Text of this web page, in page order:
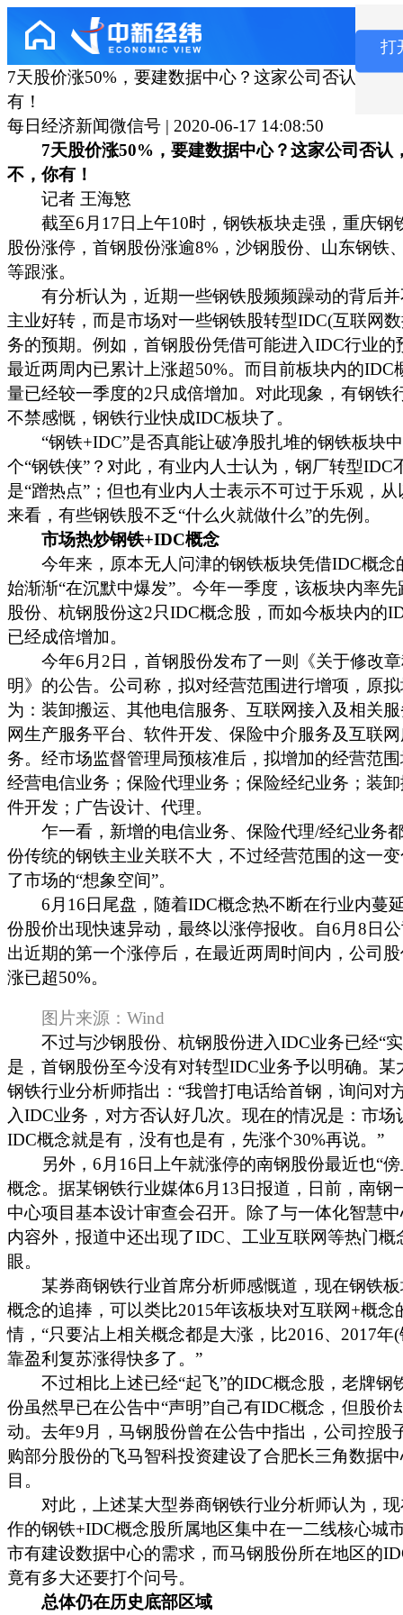
7天股价涨50%，要建数据中心？这家公司否认，市
有！
每日经济新闻微信号 | 2020-06-17 14:08:50
7天股价涨50%，要建数据中心？这家公司否认
不，你有！
记者 王海慜
截至6月17日上午10时，钢铁板块走强，重庆钢
股份涨停，首钢股份涨逾8%，沙钢股份、山东钢铁
等跟涨。
有分析认为，近期一些钢铁股频频躁动的背后并
主业好转，而是市场对一些钢铁股转型IDC(互联网
务的预期。例如，首钢股份凭借可能进入IDC行业的
最近两周内已累计上涨超50%。而目前板块内的IDC
量已经较一季度的2只成倍增加。对此现象，有钢铁
不禁感慨，钢铁行业快成IDC板块了。
“钢铁+IDC”是否真能让破净股扎堆的钢铁板块
个“钢铁侠”？对此，有业内人士认为，钢厂转型IDC
是“蹭热点”；但也有业内人士表示不可过于乐观，从
来看，有些钢铁股不乏“什么火就做什么”的先例。
市场热炒钢铁+IDC概念
今年来，原本无人问津的钢铁板块凭借IDC概念
始渐渐“在沉默中爆发”。今年一季度，该板块内率先
股份、杭钢股份这2只IDC概念股，而如今板块内的
已经成倍增加。
今年6月2日，首钢股份发布了一则《关于修改章
明》的公告。公司称，拟对经营范围进行增项，原
为：装卸搬运、其他电信服务、互联网接入及相关
网生产服务平台、软件开发、保险中介服务及互联
务。经市场监督管理局预核准后，拟增加的经营范
经营电信业务；保险代理业务；保险经纪业务；装
件开发；广告设计、代理。
乍一看，新增的电信业务、保险代理/经纪业务
份传统的钢铁主业关联不大，不过经营范围的这一
了市场的“想象空间”。
6月16日尾盘，随着IDC概念热不断在行业内蔓
份股价出现快速异动，最终以涨停报收。自6月8日
出近期的第一个涨停后，在最近两周时间内，公司
涨已超50%。
图片来源：Wind
不过与沙钢股份、杭钢股份进入IDC业务已经“实
是，首钢股份至今没有对转型IDC业务予以明确。某
钢铁行业分析师指出：“我曾打电话给首钢，询问对
入IDC业务，对方否认好几次。现在的情况是：市场
IDC概念就是有，没有也是有，先涨个30%再说。”
另外，6月16日上午就涨停的南钢股份最近也“傍
概念。据某钢铁行业媒体6月13日报道，日前，南钢
中心项目基本设计审查会召开。除了与一体化智慧
内容外，报道中还出现了IDC、工业互联网等热门概
眼。
某券商钢铁行业首席分析师感慨道，现在钢铁板
概念的追捧，可以类比2015年该板块对互联网+概念
情，“只要沾上相关概念都是大涨，比2016、2017年
靠盈利复苏涨得快多了。”
不过相比上述已经“起飞”的IDC概念股，老牌钢
份虽然早已在公告中“声明”自己有IDC概念，但股价
动。去年9月，马钢股份曾在公告中指出，公司控股
购部分股份的飞马智科投资建设了合肥长三角数据
目。
对此，上述某大型券商钢铁行业分析师认为，现
作的钢铁+IDC概念股所属地区集中在一二线核心城
市有建设数据中心的需求，而马钢股份所在地区的
竟有多大还要打个问号。
总体仍在历史底部区域
打